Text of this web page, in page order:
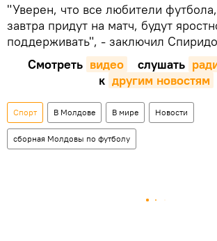
"Уверен, что все любители
завтра придут на матч, будут
поддерживать", - заключил
Смотреть видео слушать
к другим новостям
Спорт В Молдове В мире Новости
сборная Молдовы по футболу